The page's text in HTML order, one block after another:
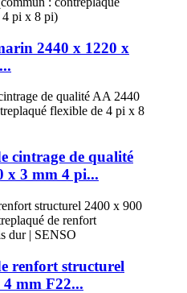
2440 x 1220 x
cintrage de qualité
x 3 mm 4 pi...
renfort structurel
mm F22...